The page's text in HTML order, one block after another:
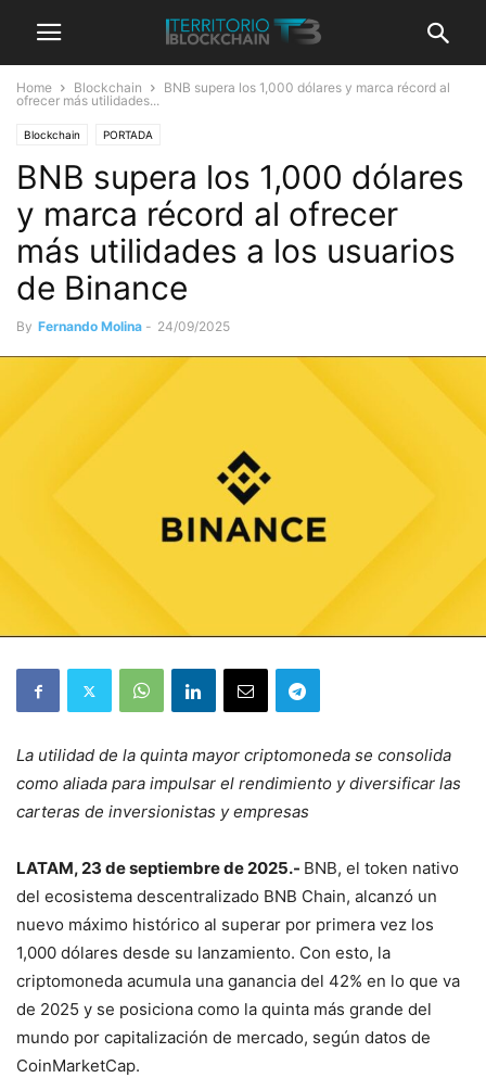
Home Blockchain
BNB supera los 1,000 dólares y marca récord al
ofrecer más utilidades...
Blockchain PORTADA
BNB supera los 1,000 dólares
y marca récord al ofrecer
más utilidades a los usuarios
de Binance
By Fernando Molina - 24/09/2025
La utilidad de la quinta mayor criptomoneda se consolida
como aliada para impulsar el rendimiento y diversificar las
carteras de inversionistas y empresas
LATAM, 23 de septiembre de 2025.- BNB, el token nativo
del ecosistema descentralizado BNB Chain, alcanzó un
nuevo máximo histórico al superar por primera vez los
1,000 dólares desde su lanzamiento. Con esto, la
criptomoneda acumula una ganancia del 42% en lo que va
de 2025 y se posiciona como la quinta más grande del
mundo por capitalización de mercado, según datos de
CoinMarketCap.